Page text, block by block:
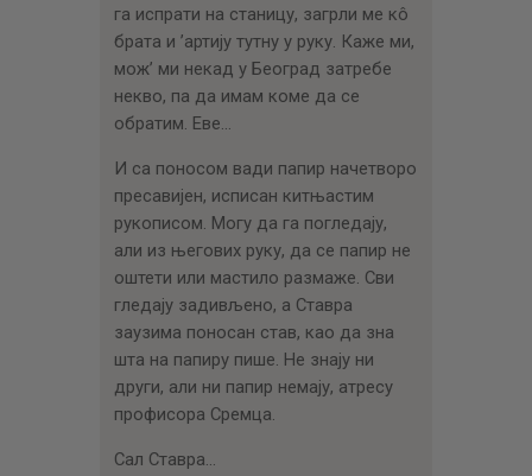
га испрати на станицу, загрли ме кô
брата и ’артију тутну у руку. Каже ми,
мож’ ми некад у Београд затребе
некво, па да имам коме да се
обратим. Еве…
И са поносом вади папир начетворо
пресавијен, исписан китњастим
рукописом. Могу да га погледају,
али из његових руку, да се папир не
оштети или мастило размаже. Сви
гледају задивљено, а Ставра
заузима поносан став, као да зна
шта на папиру пише. Не знају ни
други, али ни папир немају, атресу
профисора Сремца.
Сал Ставра…